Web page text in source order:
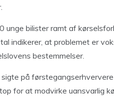
unge bilister ramt af
indikerer, at problemet er
bestemmelser.
på
for at modvirke uansvarlig